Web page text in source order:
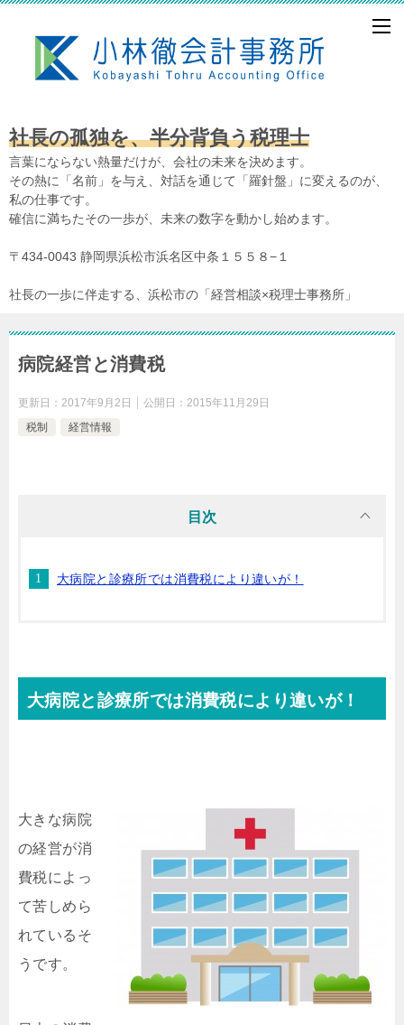
社長の孤独を、半分背負う税理士
言葉にならない熱量だけが、会社の未来を決めます。
その熱に「名前」を与え、対話を通じて「羅針盤」に変えるのが、
私の仕事です。
確信に満ちたその一歩が、未来の数字を動かし始めます。
〒434-0043 静岡県浜松市浜名区中条１５５８−１
社長の一歩に伴走する、浜松市の「経営相談×税理士事務所」
病院経営と消費税
更新日： 2017年9月2日 公開日： 2015年11月29日
税制
経営情報
目次
大病院と診療所では消費税により違いが！
大病院と診療所では消費税により違いが！
大きな病 院
の経営が消
費税によっ
て苦しめら
れているそ
うです。